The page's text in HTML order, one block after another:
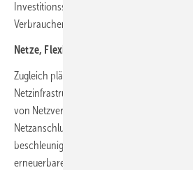
Investitionssicherheit – sowohl für
Verbraucher.
Netze, Flexibilität und steuerbare
Zugleich plädiert der BEE für eine
Netzinfrastruktur. Flexible
von Netzverknüpfungspunkten sowie
Netzanschlussverfahren könnten Kosten
beschleunigen. Das Stromnetz müsse sich
erneuerbare Erzeugungsstruktur anpassen.